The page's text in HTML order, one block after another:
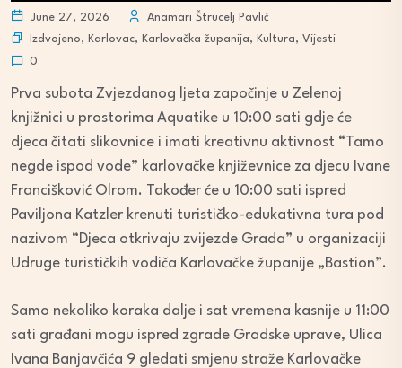
June 27, 2026
Anamari Štrucelj Pavlić
Izdvojeno, Karlovac, Karlovačka županija, Kultura, Vijesti
0
Prva subota Zvjezdanog ljeta započinje u Zelenoj
knjižnici u prostorima Aquatike u 10:00 sati gdje će
djeca čitati slikovnice i imati kreativnu aktivnost “Tamo
negde ispod vode” karlovačke književnice za djecu Ivane
Francišković Olrom. Također će u 10:00 sati ispred
Paviljona Katzler krenuti turističko-edukativna tura pod
nazivom “Djeca otkrivaju zvijezde Grada” u organizaciji
Udruge turističkih vodiča Karlovačke županije „Bastion”.
Samo nekoliko koraka dalje i sat vremena kasnije u 11:00
sati građani mogu ispred zgrade Gradske uprave, Ulica
Ivana Banjavčića 9 gledati smjenu straže Karlovačke